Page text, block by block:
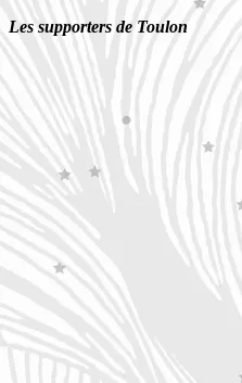
Les supporters de Toulon